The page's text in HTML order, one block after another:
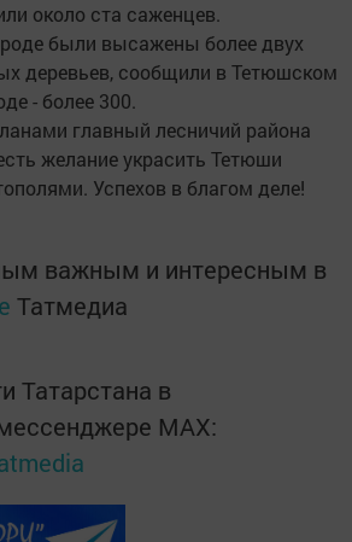
около ста саженцев.
были высажены более двух
деревьев, сообщили в Тетюшском
- более 300.
главный лесничий района
желание украсить Тетюши
Успехов в благом деле!
важным и интересным в
Татмедиа
Татарстана в
MАХ: